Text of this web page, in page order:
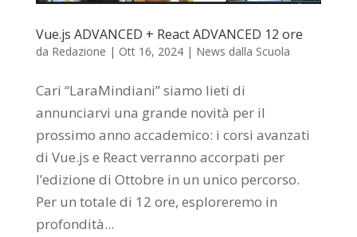
Vue.js ADVANCED + React ADVANCED 12 ore
da Redazione | Ott 16, 2024| News dalla Scuola
Cari “LaraMindiani” siamo lieti di
annunciarvi una grande novità per il
prossimo anno accademico: i corsi avanzati
di Vue.js e React verranno accorpati per
l’edizione di Ottobre in un unico percorso.
Per un totale di 12 ore, esploreremo in
profondità...